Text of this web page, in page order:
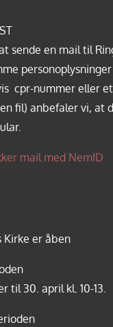
sende en mail til
personoplysninger
cpr-nummer eller et
fil) anbefaler vi, at
mail med NemID
Kirke er åben
til 30. april kl. 10-13.